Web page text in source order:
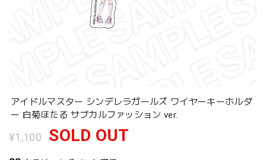
アイドルマスター シンデレラガールズ ワイヤーキーホルダ
ー 白菊ほたる サブカルファッション ver.
¥1,100 SOLD OUT